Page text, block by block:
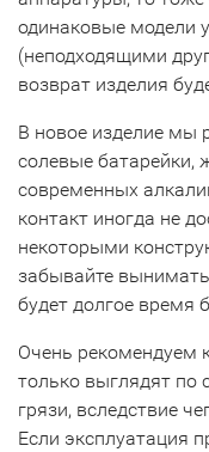
одинаковые модели
(неподходящими
возврат изделия
В новое изделие мы
солевые батарейки,
современных
контакт иногда не
некоторыми
забывайте вынимать
будет долгое время
Очень рекомендуем
только выглядят по
грязи, вследствие
Если эксплуатация